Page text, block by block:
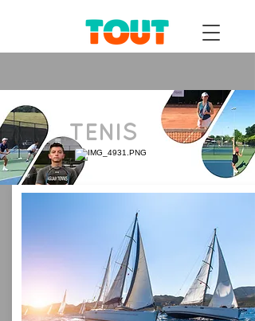
TENIS